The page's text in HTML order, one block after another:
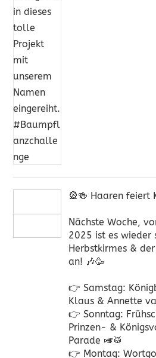
🎡🍻 Haaren feiert
Nächste Woche,
2025 ist es wieder
Herbstkirmes &
an! 🎶🥳
👉 Samstag:
Klaus & Annette
👉 Sonntag:
Prinzen- &
Parade 🎺🥁
👉 Montag: